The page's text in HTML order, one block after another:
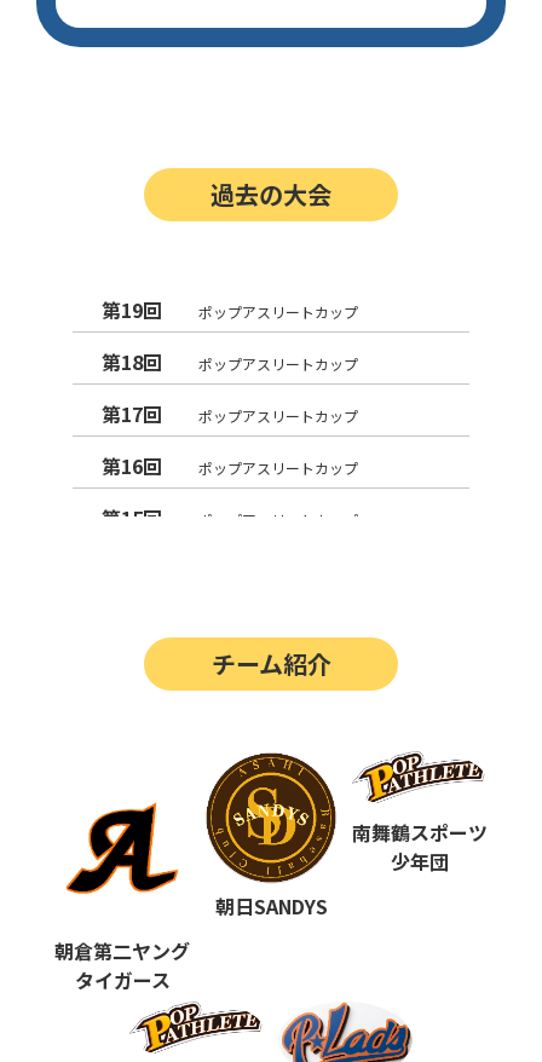
過去の大会
第19回 ポップアスリートカップ
第18回 ポップアスリートカップ
第17回 ポップアスリートカップ
第16回 ポップアスリートカップ
第15回 ポップアスリートカップ
第12回 決勝戦の動画はこちらから
ポップアスリートカップ
第10回 ポップアスリートカップ
第9回 ポップアスリートカップ
第7回
第6回 ポップアスリートカップ
チーム紹介
朝倉第二ヤング
タイガース
朝日SANDYS
南舞鶴スポーツ
少年団